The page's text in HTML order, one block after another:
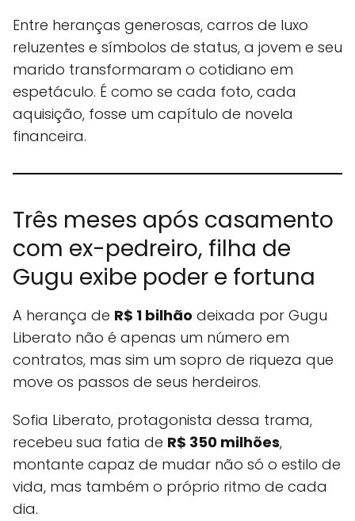
Entre heranças generosas, carros de luxo
reluzentes e símbolos de status, a jovem e seu
marido transformaram o cotidiano em
espetáculo. É como se cada foto, cada
aquisição, fosse um capítulo de novela
financeira.
Três meses após casamento
com ex-pedreiro, filha de
Gugu exibe poder e fortuna
A herança de R$ 1 bilhão deixada por Gugu
Liberato não é apenas um número em
contratos, mas sim um sopro de riqueza que
move os passos de seus herdeiros.
Sofia Liberato, protagonista dessa trama,
recebeu sua fatia de R$ 350 milhões,
montante capaz de mudar não só o estilo de
vida, mas também o próprio ritmo de cada
dia.